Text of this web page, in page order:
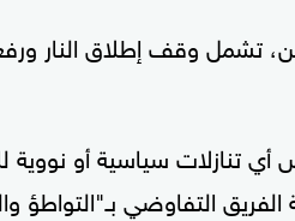
تشمل وقف إطلاق النار
تنازلات سياسية أو نووية
التفاوضي بـ"التواطؤ